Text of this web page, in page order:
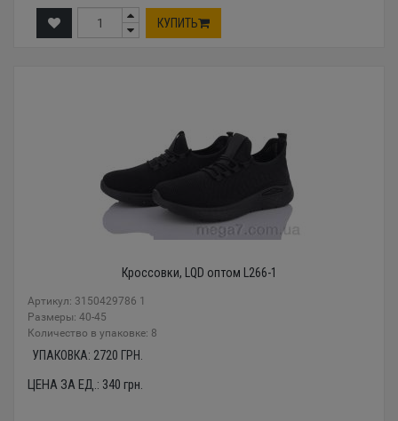
КУПИТЬ
Кроссовки, LQD оптом L266-1
Артикул: 3150429786 1
Размеры: 40-45
Количество в упаковке: 8
УПАКОВКА: 2720 ГРН.
ЦЕНА ЗА ЕД.: 340 грн.